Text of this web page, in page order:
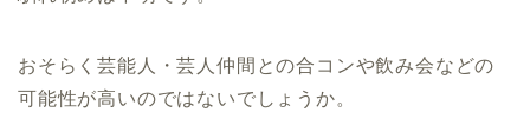
おそらく芸能人・芸人仲間との合コンや飲み会などの
可能性が高いのではないでしょうか。